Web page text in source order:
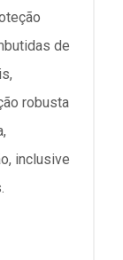
de
robusta
inclusive